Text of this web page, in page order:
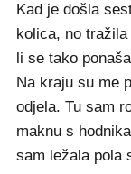
Kad je došla
kolica, no
li se tako
Na kraju su me
odjela. Tu sam
maknu s
sam ležala pola